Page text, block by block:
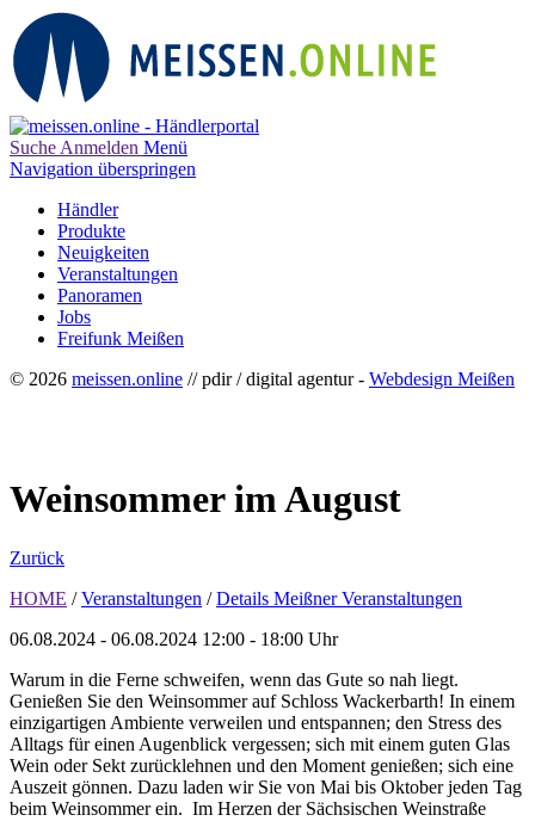
Suche Anmelden Menü
Navigation überspringen
Händler
Produkte
Neuigkeiten
Veranstaltungen
Panoramen
Jobs
Freifunk Meißen
© 2026 meissen.online // pdir / digital agentur - Webdesign Meißen
Weinsommer im August
Zurück
HOME / Veranstaltungen / Details Meißner Veranstaltungen
06.08.2024 - 06.08.2024 12:00 - 18:00 Uhr
Warum in die Ferne schweifen, wenn das Gute so nah liegt.
Genießen Sie den Weinsommer auf Schloss Wackerbarth! In einem
einzigartigen Ambiente verweilen und entspannen; den Stress des
Alltags für einen Augenblick vergessen; sich mit einem guten Glas
Wein oder Sekt zurücklehnen und den Moment genießen; sich eine
Auszeit gönnen. Dazu laden wir Sie von Mai bis Oktober jeden Tag
beim Weinsommer ein. Im Herzen der Sächsischen Weinstraße